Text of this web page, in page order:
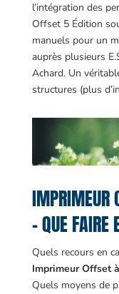
l’intégration des
Offset 5 Édition
manuels pour un
auprès plusieurs
Achard. Un
structures (plus
IMPRIMEUR
– QUE
Quels recours en
Imprimeur Offset
Quels moyens de